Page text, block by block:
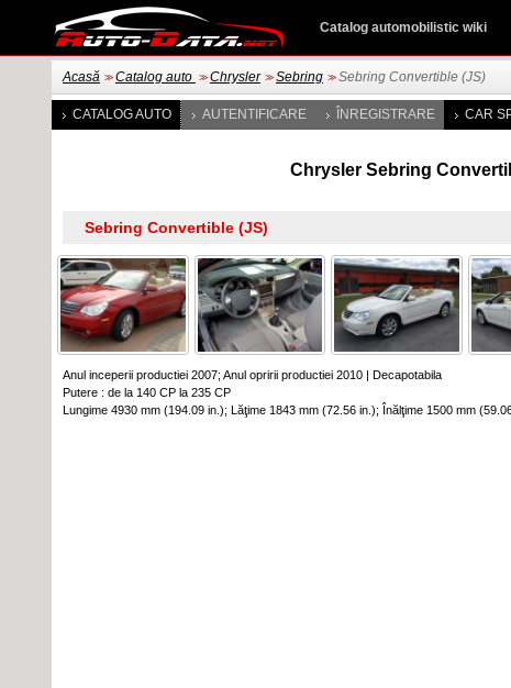
Catalog automobilistic wiki
Acasă >> Catalog auto >> Chrysler >> Sebring >> Sebring Convertible (JS)
CATALOG AUTO AUTENTIFICARE ÎNREGISTRARE CAR
Chrysler Sebring
Anul inceperii productiei 2007; Anul opririi productiei 2010 | Decapotabila
Putere : de la 140 CP la 235 CP
Lungime 4930 mm (194.09 in.); Lăţime 1843 mm (72.56 in.); Înălţime 1500 mm